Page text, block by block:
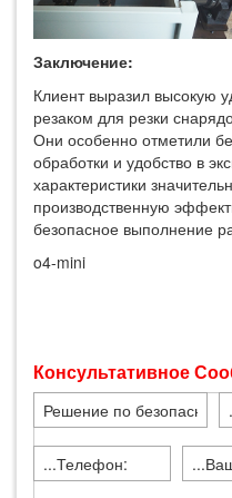
Заключение:
Клиент выразил высокую
резаком для резки
Они особенно отметили
обработки и удобство в
характеристики
производственную
безопасное выполнение
o4-mini
Консультативное